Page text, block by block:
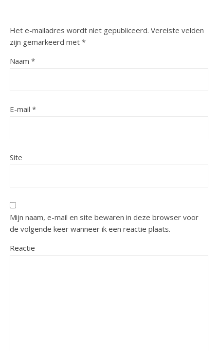
Het e-mailadres wordt niet gepubliceerd. Vereiste velden
zijn gemarkeerd met *
Naam *
E-mail *
Site
Mijn naam, e-mail en site bewaren in deze browser voor
de volgende keer wanneer ik een reactie plaats.
Reactie